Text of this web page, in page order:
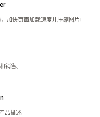
加快页面加载速度并压缩图片!
销售。
品描述